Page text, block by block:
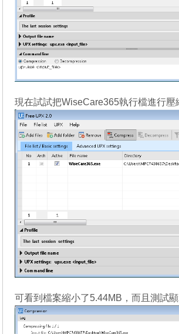
現在試試把WiseCare365執行檔進行壓
可看到檔案縮小了5.44MB，而且測試